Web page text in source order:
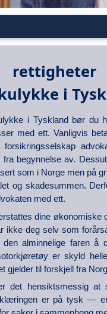
i
i Tyskland bør du
med ett. Vanligvis
forsikringsselskap
fra begynnelse av.
som i Norge men på
og skadesummen.
med ett.
dine
ikke deg selv som
alminnelige faren å
er skyld
gjelder til forskjell fra
det hensiktsmessig
er på tysk —